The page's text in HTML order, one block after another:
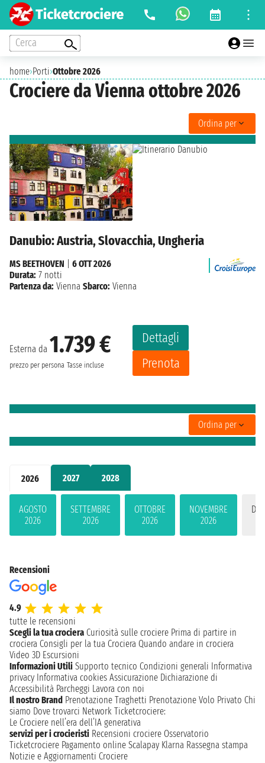
Cerca
home›Porti›Ottobre 2026
Crociere da Vienna ottobre 2026
2026 2027 2028
AGOSTO
2026
SETTEMBRE
2026
OTTOBRE
2026
NOVEMBRE
2026
Ordina per
Danubio: Austria, Slovacchia, Ungheria
Esterna da 1.739 €
prezzo per persona Tasse incluse
Dettagli
Prenota
MS BEETHOVEN
6 OTT 2026
Durata: 7 notti
Partenza da: Vienna Sbarco: Vienna
Ordina per
Recensioni
4.9
tutte le recensioni
Scegli la tua crociera Curiosità sulle crociere Prima di partire in
crociera Consigli per la tua Crociera Quando andare in crociera
Video 3D Escursioni
Informazioni Utili Supporto tecnico Condizioni generali Informativa
privacy Informativa cookies Assicurazione Dichiarazione di
Accessibilità Parcheggi Lavora con noi
Il nostro Brand Prenotazione Traghetti Prenotazione Volo Privato Chi
siamo Dove trovarci Network Ticketcrociere:
Le Crociere nell’era dell’IA generativa
servizi per i crocieristi Recensioni crociere Osservatorio
Ticketcrociere Pagamento online Scalapay Klarna Rassegna stampa
Notizie e Aggiornamenti Crociere